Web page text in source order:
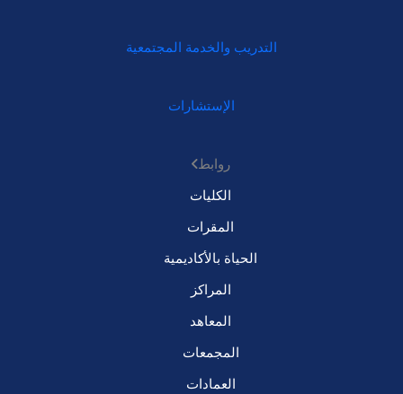
التدريب والخدمة المجتمعية
الإستشارات
روابط
الكليات
المقرات
الحياة بالأكاديمية
المراكز
المعاهد
المجمعات
العمادات